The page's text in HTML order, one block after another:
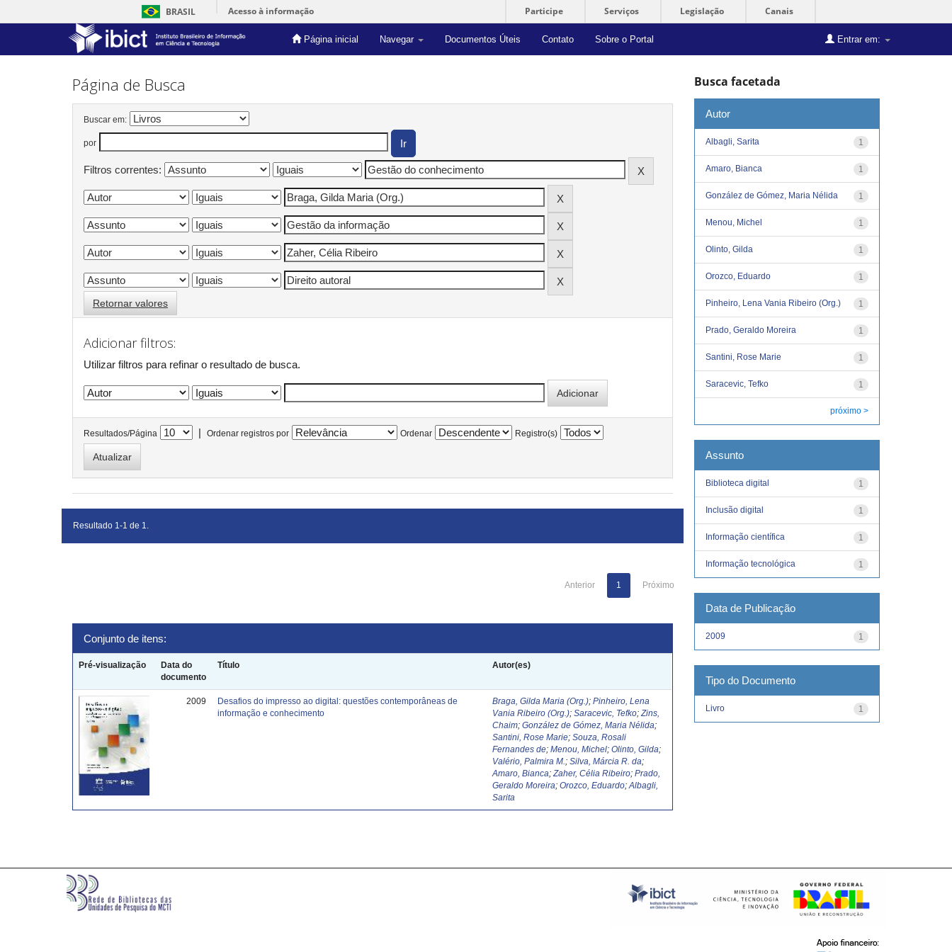
BRASIL Acesso à informação Participe Serviços Legislação Canais
Página inicial Navegar Documentos Úteis Contato Sobre o Portal Entrar em:
Skip
Página de Busca
Buscar em:
por
Filtros correntes:
Retornar valores
Adicionar filtros:
Utilizar filtros para refinar o resultado de busca.
Resultados/Página | Ordenar registros por Ordenar Registro(s)
Resultado 1-1 de 1.
Anterior 1 Próximo
Conjunto de itens:
Pré-visualização
Data do
documento
Título Autor(es)
2009
Desafios do impresso ao digital: questões contemporâneas de
informação e conhecimento
Braga, Gilda Maria (Org.);Pinheiro, Lena
Vania Ribeiro (Org.);Saracevic, Tefko;Zins,
Chaim;González de Gómez, Maria Nélida;
Santini, Rose Marie;Souza, Rosali
Fernandes de;Menou, Michel;Olinto, Gilda;
Valério, Palmira M. ;Silva, Márcia R. da;
Amaro, Bianca;Zaher, Célia Ribeiro;Prado,
Geraldo Moreira;Orozco, Eduardo;Albagli,
Sarita
Busca facetada
Autor
1
Albagli, Sarita
1
Amaro, Bianca
1
González de Gómez, Maria Nélida
1
Menou, Michel
1
Olinto, Gilda
1
Orozco, Eduardo
1
Pinheiro, Lena Vania Ribeiro (Org.)
1
Prado, Geraldo Moreira
1
Santini, Rose Marie
1
Saracevic, Tefko
próximo >
Assunto
1
Biblioteca digital
1
Inclusão digital
1
Informação científica
1
Informação tecnológica
Data de Publicação
1
2009
Tipo do Documento
1
Livro